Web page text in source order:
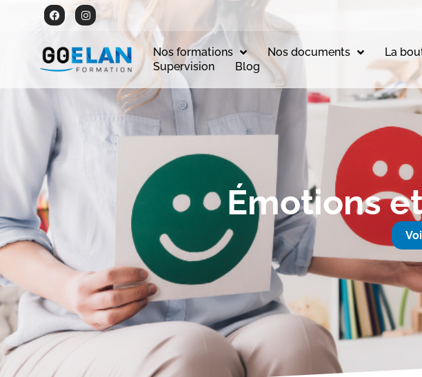
Nos formations Nos documents
La
Supervision
Blog
Émotions